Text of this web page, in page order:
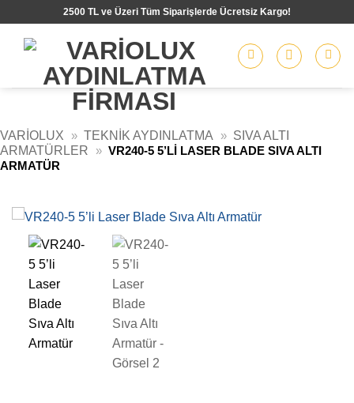
2500 TL ve Üzeri Tüm Siparişlerde Ücretsiz Kargo!
VARIOLUX » TEKNIK AYDINLATMA » SIVA ALTI
ARMATÜRLER
» VR240-5 5’LI LASER BLADE SIVA ALTI
ARMATÜR